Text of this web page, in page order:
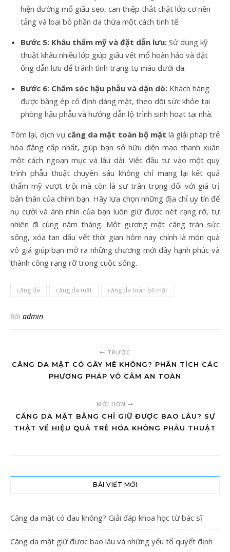
hiện đường mổ giấu sẹo, can thiệp thắt chặt lớp cơ nền
tảng và loại bỏ phần da thừa một cách tinh tế.
Bước 5: Khâu thẩm mỹ và đặt dẫn lưu: Sử dụng kỹ
thuật khâu nhiều lớp giúp giấu vết mổ hoàn hảo và đặt
ống dẫn lưu để tránh tình trạng tụ máu dưới da.
Bước 6: Chăm sóc hậu phẫu và dặn dò: Khách hàng
được băng ép cố định dáng mặt, theo dõi sức khỏe tại
phòng hậu phẫu và hướng dẫn lộ trình sinh hoạt tại nhà.
Tóm lại, dịch vụ căng da mặt toàn bộ mặt là giải pháp trẻ
hóa đẳng cấp nhất, giúp bạn sở hữu diện mạo thanh xuân
một cách ngoạn mục và lâu dài. Việc đầu tư vào một quy
trình phẫu thuật chuyên sâu không chỉ mang lại kết quả
thẩm mỹ vượt trội mà còn là sự trân trọng đối với giá trị
bản thân của chính bạn. Hãy lựa chọn những địa chỉ uy tín để
nụ cười và ánh nhìn của bạn luôn giữ được nét rạng rỡ, tự
nhiên đi cùng năm tháng. Một gương mặt căng tràn sức
sống, xóa tan dấu vết thời gian hôm nay chính là món quà
vô giá giúp bạn mở ra những chương mới đầy hạnh phúc và
thành công rạng rỡ trong cuộc sống.
căng da căng da mặt căng da toàn bộ mặt
Bởi admin
TRƯỚC
CĂNG DA MẶT CÓ GÂY MÊ KHÔNG? PHÂN TÍCH CÁC
PHƯƠNG PHÁP VÔ CẢM AN TOÀN
MỚI HƠN
CĂNG DA MẶT BẰNG CHỈ GIỮ ĐƯỢC BAO LÂU? SỰ
THẬT VỀ HIỆU QUẢ TRẺ HÓA KHÔNG PHẪU THUẬT
BÀI VIẾT MỚI
Căng da mặt có đau không? Giải đáp khoa học từ bác sĩ
Căng da mặt giữ được bao lâu và những yếu tố quyết định